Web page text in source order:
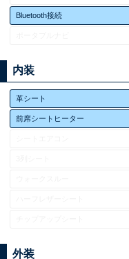
Bluetooth接続
内装
革シート
前席シートヒーター
外装